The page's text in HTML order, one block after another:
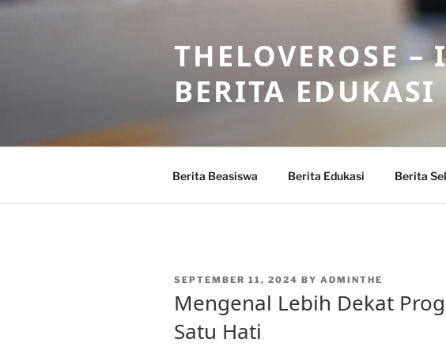
Skip
THELOVEROSE
BERITA EDUKASI
Berita Beasiswa Berita Edukasi Berita
POSTED
SEPTEMBER 11, 2024 BY ADMINTHE
Mengenal Lebih Dekat
Satu Hati